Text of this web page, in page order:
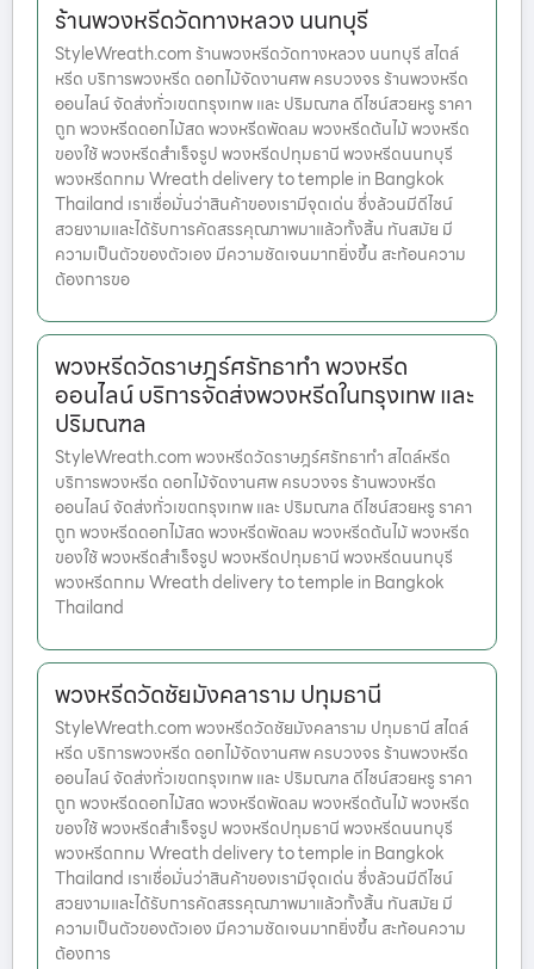
ร้านพวงหรีดวัดทางหลวง นนทบุรี
StyleWreath.com ร้านพวงหรีดวัดทางหลวง นนทบุรี สไตล์
หรีด บริการพวงหรีด ดอกไม้จัดงานศพ ครบวงจร ร้านพวงหรีด
ออนไลน์ จัดส่งทั่วเขตกรุงเทพ และ ปริมณฑล ดีไซน์สวยหรู ราคา
ถูก พวงหรีดดอกไม้สด พวงหรีดพัดลม พวงหรีดต้นไม้ พวงหรีด
ของใช้ พวงหรีดสำเร็จรูป พวงหรีดปทุมธานี พวงหรีดนนทบุรี
พวงหรีดกทม Wreath delivery to temple in Bangkok
Thailand เราเชื่อมั่นว่าสินค้าของเรามีจุดเด่น ซึ่งล้วนมีดีไซน์
สวยงามและได้รับการคัดสรรคุณภาพมาแล้วทั้งสิ้น ทันสมัย มี
ความเป็นตัวของตัวเอง มีความชัดเจนมากยิ่งขึ้น สะท้อนความ
ต้องการขอ
พวงหรีดวัดราษฎร์ศรัทธาทำ พวงหรีด
ออนไลน์ บริการจัดส่งพวงหรีดในกรุงเทพ และ
ปริมณฑล
StyleWreath.com พวงหรีดวัดราษฎร์ศรัทธาทำ สไตล์หรีด
บริการพวงหรีด ดอกไม้จัดงานศพ ครบวงจร ร้านพวงหรีด
ออนไลน์ จัดส่งทั่วเขตกรุงเทพ และ ปริมณฑล ดีไซน์สวยหรู ราคา
ถูก พวงหรีดดอกไม้สด พวงหรีดพัดลม พวงหรีดต้นไม้ พวงหรีด
ของใช้ พวงหรีดสำเร็จรูป พวงหรีดปทุมธานี พวงหรีดนนทบุรี
พวงหรีดกทม Wreath delivery to temple in Bangkok
Thailand
พวงหรีดวัดชัยมังคลาราม ปทุมธานี
StyleWreath.com พวงหรีดวัดชัยมังคลาราม ปทุมธานี สไตล์
หรีด บริการพวงหรีด ดอกไม้จัดงานศพ ครบวงจร ร้านพวงหรีด
ออนไลน์ จัดส่งทั่วเขตกรุงเทพ และ ปริมณฑล ดีไซน์สวยหรู ราคา
ถูก พวงหรีดดอกไม้สด พวงหรีดพัดลม พวงหรีดต้นไม้ พวงหรีด
ของใช้ พวงหรีดสำเร็จรูป พวงหรีดปทุมธานี พวงหรีดนนทบุรี
พวงหรีดกทม Wreath delivery to temple in Bangkok
Thailand เราเชื่อมั่นว่าสินค้าของเรามีจุดเด่น ซึ่งล้วนมีดีไซน์
สวยงามและได้รับการคัดสรรคุณภาพมาแล้วทั้งสิ้น ทันสมัย มี
ความเป็นตัวของตัวเอง มีความชัดเจนมากยิ่งขึ้น สะท้อนความ
ต้องการ